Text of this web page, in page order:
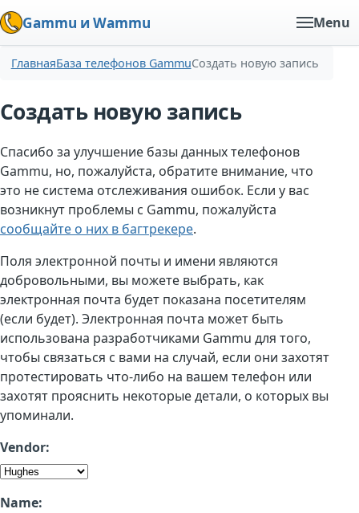
Gammu и Wammu Menu
ГлавнаяБаза телефонов GammuСоздать новую запись
Создать новую запись
Спасибо за улучшение базы данных телефонов
Gammu, но, пожалуйста, обратите внимание, что
это не система отслеживания ошибок. Если у вас
возникнут проблемы с Gammu, пожалуйста
сообщайте о них в багтрекере.
Поля электронной почты и имени являются
добровольными, вы можете выбрать, как
электронная почта будет показана посетителям
(если будет). Электронная почта может быть
использована разработчиками Gammu для того,
чтобы связаться с вами на случай, если они захотят
протестировать что-либо на вашем телефон или
захотят прояснить некоторые детали, о которых вы
упоминали.
Vendor:
Name: